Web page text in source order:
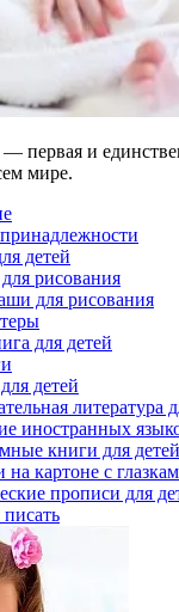
первая и
мире.
детей
рисования
для рисования
для детей
детей
литература
иностранных
книги для детей
картоне с
прописи для